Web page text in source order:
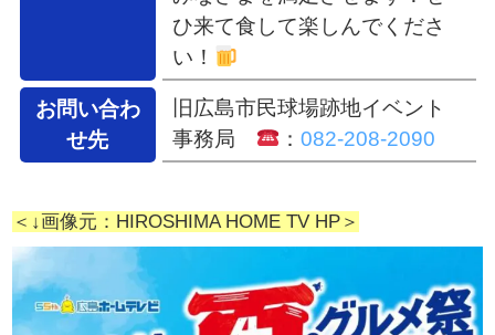
ひ来て食して楽しんでくださ
い！
お問い合わ
せ先
旧広島市民球場跡地イベント
事務局
：082-208-2090
＜↓画像元：HIROSHIMA HOME TV HP＞